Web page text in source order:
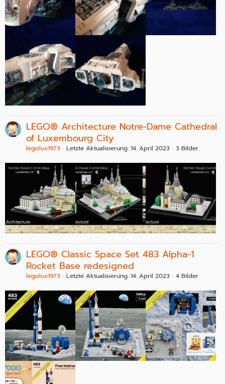
LEGO® Architecture Notre-Dame Cathedral
of Luxembourg City
legolux1973 Letzte Aktualisierung: 14. April 2023 3 Bilder
LEGO® Classic Space Set 483 Alpha-1
Rocket Base redesigned
legolux1973 Letzte Aktualisierung: 14. April 2023 4 Bilder